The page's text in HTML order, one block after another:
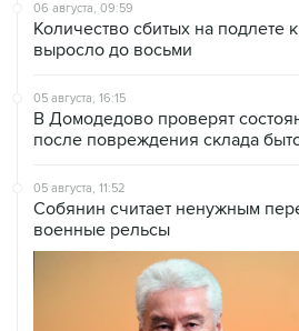
06 августа, 09:59
Количество сбитых на
выросло до восьми
05 августа, 16:15
В Домодедово проверят
после повреждения склада
05 августа, 11:52
Собянин считает ненужным
военные рельсы